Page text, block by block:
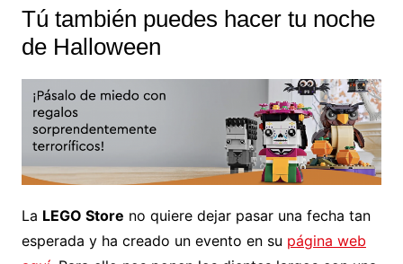
Tú también puedes hacer tu noche
de Halloween
La LEGO Store no quiere dejar pasar una fecha tan
esperada y ha creado un evento en su página web